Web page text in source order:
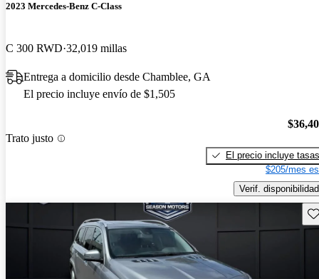
2023 Mercedes-Benz C-Class
C 300 RWD 32,019 millas
Entrega a domicilio desde Chamblee, GA
El precio incluye envío de $1,505
Trato justo
El precio incluye tasas
$205/mes
Verif. disponibilidad